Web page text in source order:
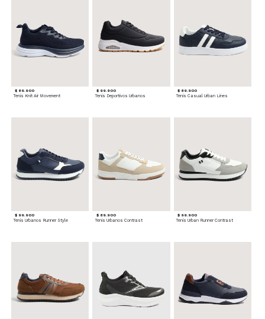
$ 89.900
Tenis Knit Air Movement
$ 99.900
Tenis Deportivos Urbanos
$ 89.900
Tenis Casual Urban Lines
$ 99.900
Tenis Urbanos Runner Style
$ 89.900
Tenis Urbanos Contrast
$ 99.900
Tenis Urban Runner Contrast